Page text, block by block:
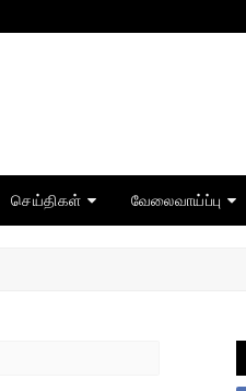
செய்திகள் வேலைவாய்ப்பு